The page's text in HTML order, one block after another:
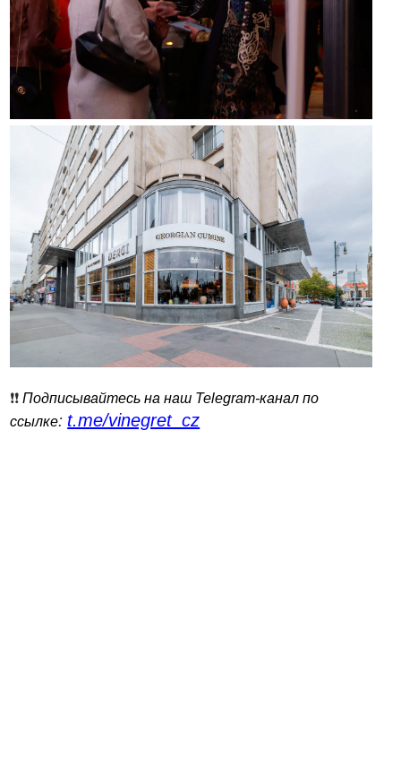
❗️❗️Подписывайтесь на наш Telegram-канал по
ссылке: t.me/vinegret_cz